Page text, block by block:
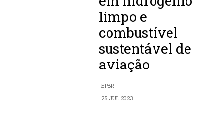
limpo e
combustível
sustentável de
aviação
EPBR
25 JUL 2023